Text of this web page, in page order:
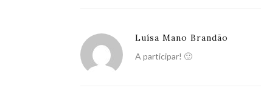
Luísa Mano Brandão
A participar! 🙂